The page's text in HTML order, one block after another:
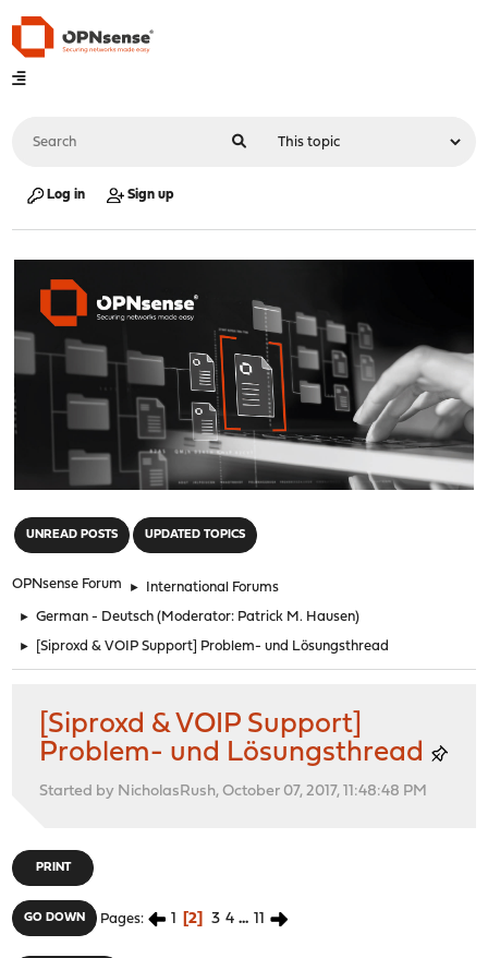
Log in Sign up
UNREAD POSTS UPDATED TOPICS
OPNsense Forum ► International Forums
► German - Deutsch (Moderator: Patrick M. Hausen)
► [Siproxd & VOIP Support] Problem- und Lösungsthread
[Siproxd & VOIP Support]
Problem- und Lösungsthread
Started by NicholasRush, October 07, 2017, 11:48:48 PM
PRINT
GO DOWN Pages 1 2 3 4 ... 11